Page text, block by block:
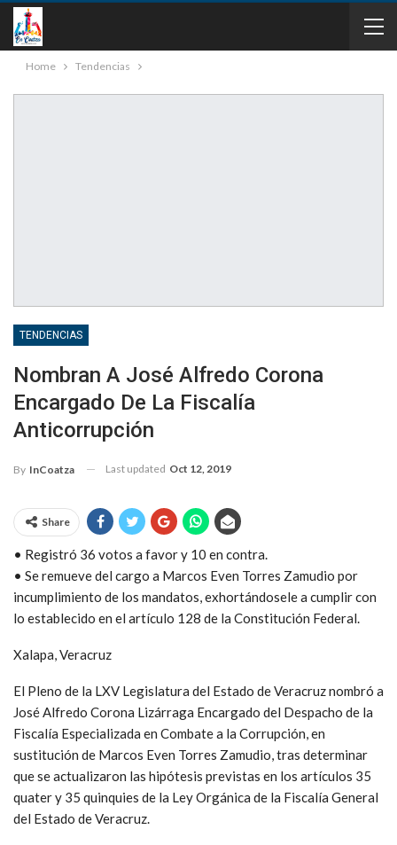
Home Tendencias
TENDENCIAS
Nombran A José Alfredo Corona
Encargado De La Fiscalía
Anticorrupción
By InCoatza Last updated Oct 12, 2019
Share
• Registró 36 votos a favor y 10 en contra.
• Se remueve del cargo a Marcos Even Torres Zamudio por
incumplimiento de los mandatos, exhortándosele a cumplir con
lo establecido en el artículo 128 de la Constitución Federal.
Xalapa, Veracruz
El Pleno de la LXV Legislatura del Estado de Veracruz nombró a
José Alfredo Corona Lizárraga Encargado del Despacho de la
Fiscalía Especializada en Combate a la Corrupción, en
sustitución de Marcos Even Torres Zamudio, tras determinar
que se actualizaron las hipótesis previstas en los artículos 35
quater y 35 quinquies de la Ley Orgánica de la Fiscalía General
del Estado de Veracruz.